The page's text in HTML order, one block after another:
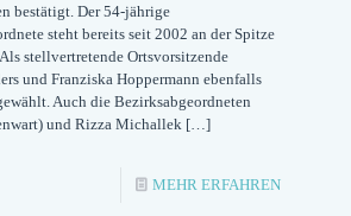
bestätigt. Der 54-jährige
steht bereits seit 2002 an der Spitze
stellvertretende Ortsvorsitzende
und Franziska Hoppermann ebenfalls
Auch die Bezirksabgeordneten
und Rizza Michallek[…]
MEHR ERFAHREN-